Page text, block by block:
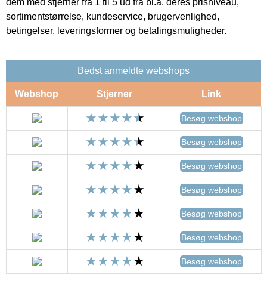
sortimentstørrelse, kundeservice, brugervenlighed,
betingelser, leveringsformer og betalingsmuligheder.
Bedst anmeldte webshops
Webshop Stjerner Link
Besøg webshop
Besøg webshop
Besøg webshop
Besøg webshop
Besøg webshop
Besøg webshop
Besøg webshop